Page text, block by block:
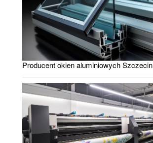
Producent okien aluminiowych Szczecin